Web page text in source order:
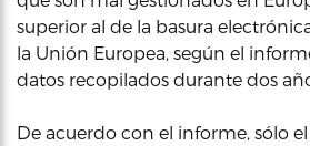
superior al de la basura
la Unión Europea, según el
datos recopilados durante dos
De acuerdo con el informe, sólo